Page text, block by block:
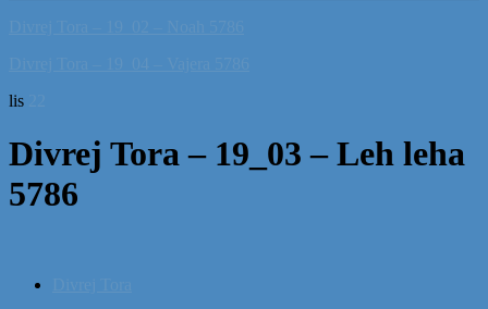
lis
Divrej Tora – 19_03 – Leh leha
5786